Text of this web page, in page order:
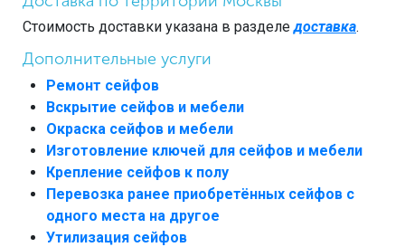
Стоимость доставки указана в разделедоставка.
Дополнительные услуги
Ремонт сейфов
Вскрытие сейфов и мебели
Окраска сейфов и мебели
Изготовление ключей для сейфов и мебели
Крепление сейфов к полу
Перевозка ранее приобретённых сейфов с
одного места на другое
Утилизация сейфов